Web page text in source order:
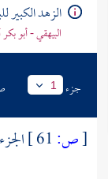
الزهد الكبير
البيهقي - أبو
جزء 1
[ص: